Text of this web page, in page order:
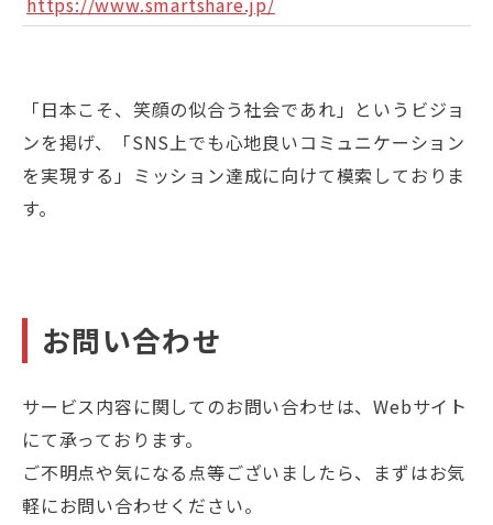
「日本こそ、笑顔の似合う社会であれ」というビジョ
ンを掲げ、「SNS上でも心地良いコミュニケーション
を実現する」ミッション達成に向けて模索しておりま
す。
お問い合わせ
サービス内容に関してのお問い合わせは、Webサイト
にて承っております。
ご不明点や気になる点等ございましたら、まずはお気
軽にお問い合わせください。